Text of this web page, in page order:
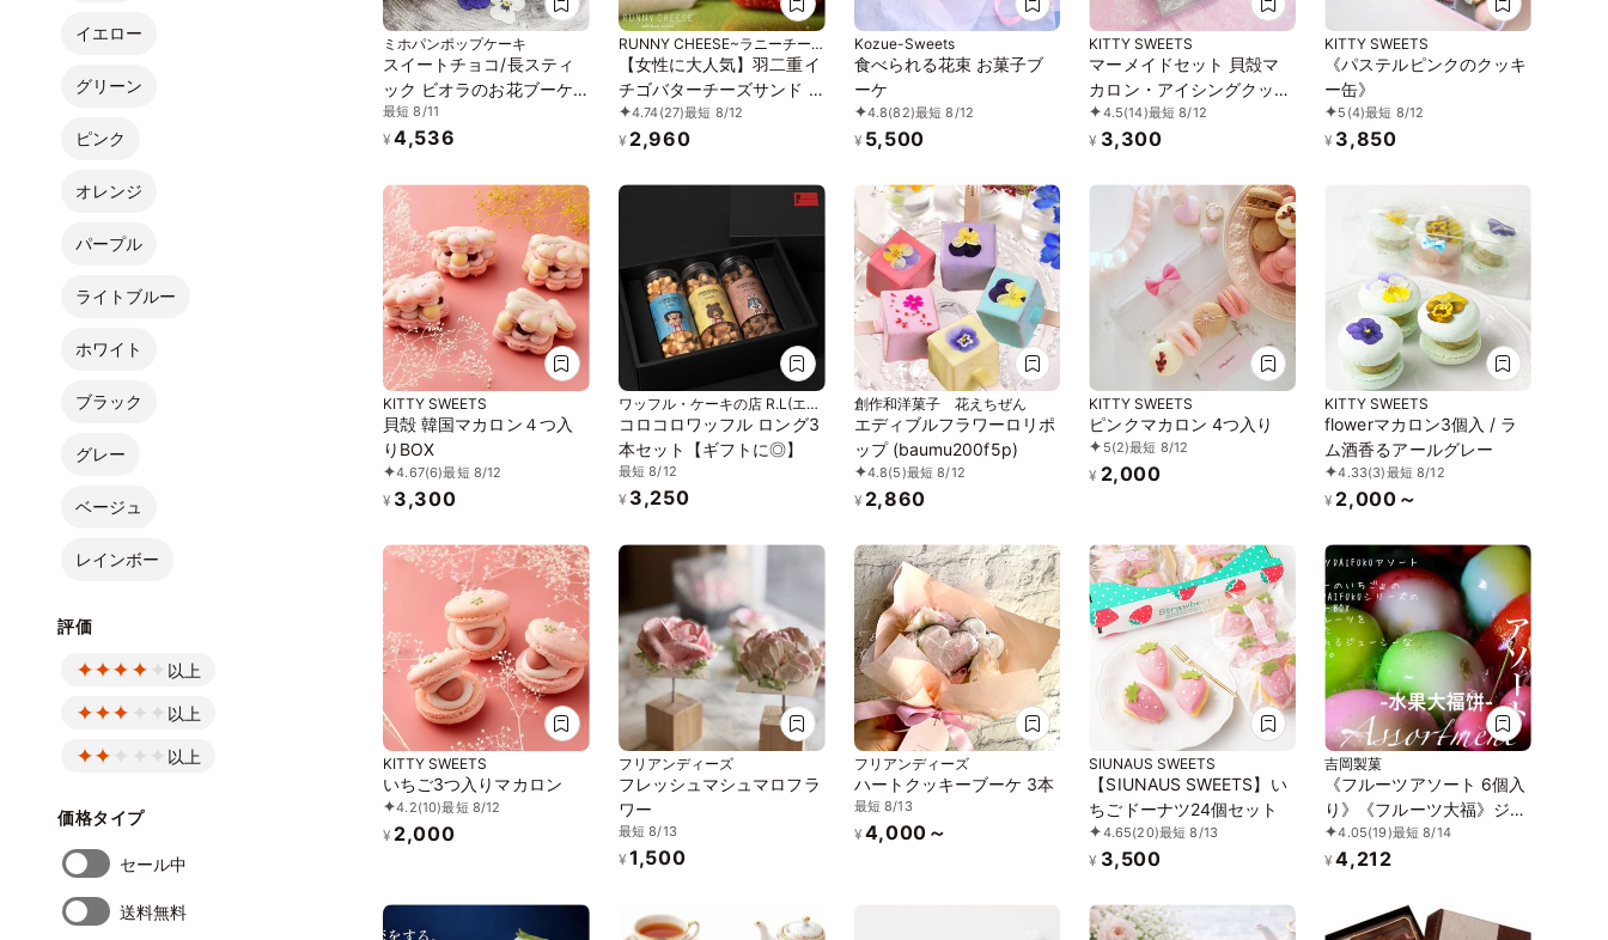
イエロー
グリーン
ピンク
オレンジ
パープル
ライトブルー
ホワイト
ブラック
グレー
ベージュ
レインボー
評価
以上
以上
以上
価格タイプ
セール中
送料無料
ミホパンポップケーキ
スイートチョコ/長スティ
ック ビオラのお花ブーケ 6
本セット
最短 8/11
¥ 4,536
RUNNY CHEESE~ラニーチー
ズ~
【女性に大人気】羽二重イ
チゴバターチーズサンド 5
個入
4.74(27)最短 8/12
¥ 2,960
Kozue-Sweets
食べられる花束 お菓子ブ
ーケ
4.8(82)最短 8/12
¥ 5,500
KITTY SWEETS
マーメイドセット 貝殻マ
カロン・アイシングクッキ
ー4.5(14)最短 8/12
¥ 3,300
KITTY SWEETS
《パステルピンクのクッキ
ー缶》
5 (4)最短 8/12
¥ 3,850
KITTY SWEETS
貝殻 韓国マカロン４つ入
りBOX
4.67(6)最短 8/12
¥ 3,300
ワッフル・ケーキの店 R.L(エー
ル・エル)
コロコロワッフル ロング3
本セット【ギフトに◎】
最短 8/12
¥ 3,250
創作和洋菓子 花えちぜん
エディブルフラワーロリポ
ップ (baumu200f5p)
4.8(5)最短 8/12
¥ 2,860
KITTY SWEETS
ピンクマカロン 4つ入り
5(2)最短 8/12
¥ 2,000
KITTY SWEETS
flowerマカロン3個入 / ラ
ム酒香るアールグレー
4.33(3)最短 8/12
¥ 2,000～
KITTY SWEETS
いちご3つ入りマカロン
4.2(10)最短 8/12
¥ 2,000
フリアンディーズ
フレッシュマシュマロフラ
ワー
最短 8/13
¥ 1,500
フリアンディーズ
ハートクッキーブーケ 3本
最短 8/13
¥ 4,000～
SIUNAUS SWEETS
【SIUNAUS SWEETS】い
ちごドーナツ24個セット
4.65(20)最短 8/13
¥ 3,500
吉岡製菓
《フルーツアソート 6個入
り》《フルーツ大福》ジュ
エリーボックス DAIFUKU
4.05(19)最短 8/14
¥ 4,212